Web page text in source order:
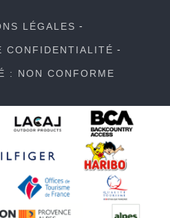
LÉGALES
CONFIDENTIALITÉ
: NON CONFORME